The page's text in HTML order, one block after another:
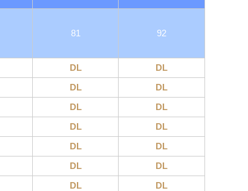
81 92
DL
DL
DL
DL
DL
DL
DL
DL
DL
DL
DL
DL
DL
DL